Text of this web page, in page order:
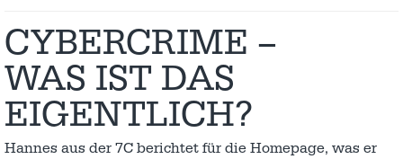
CYBERCRIME –
WAS IST DAS
EIGENTLICH?
Hannes aus der 7C berichtet für die Homepage, was er